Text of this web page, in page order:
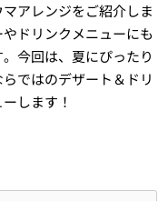
アレンジをご紹介しま
ドリンクメニューにも
今回は、夏にぴったり
ではのデザート＆ドリ
します！